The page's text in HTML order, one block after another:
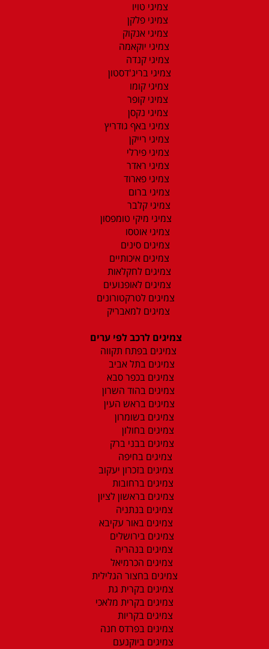
צמיגי טויו
צמיגי פלקן
צמיגי אנקוק
צמיגי יוקאמה
צמיגי קנדה
צמיגי בריג'דסטון
צמיגי קומו
צמיגי קופר
צמיגי נקסן
צמיגי באף גודריץ
צמיגי רייקן
צמיגי פירלי
צמיגי ראדר
צמיגי פארוד
צמיגי ברום
צמיגי קלבר
צמיגי מיקי טומפסון
צמיגי אוטסו
צמיגים סינים
צמיגים איכותיים
צמיגים לחקלאות
צמיגים לאופנועים
צמיגים לטרקטורונים
צמיגים למאבריק
צמיגים לרכב לפי ערים
צמיגים בפתח תקווה
צמיגים בתל אביב
צמיגים בכפר סבא
צמיגים בהוד השרון
צמיגים בראש העין
צמיגים בשומרון
צמיגים בחולון
צמיגים בבני ברק
צמיגים בחיפה
צמיגים בזכרון יעקוב
צמיגים ברחובות
צמיגים בראשון לציון
צמיגים בנתניה
צמיגים באור עקיבא
צמיגים בירושלים
צמיגים בנהריה
צמיגים הכרמיאל
צמיגים בחצור הגלילית
צמיגים בקרית גת
צמיגים בקרית מלאכי
צמיגים בקריות
צמיגים בפרדס חנה
צמיגים ביוקנעם